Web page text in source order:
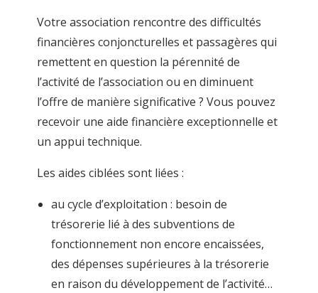
Votre association rencontre des difficultés
financières conjoncturelles et passagères qui
remettent en question la pérennité de
l’activité de l’association ou en diminuent
l’offre de manière significative ? Vous pouvez
recevoir une aide financière exceptionnelle et
un appui technique.
Les aides ciblées sont liées :
au cycle d’exploitation : besoin de
trésorerie lié à des subventions de
fonctionnement non encore encaissées,
des dépenses supérieures à la trésorerie
en raison du développement de l’activité…